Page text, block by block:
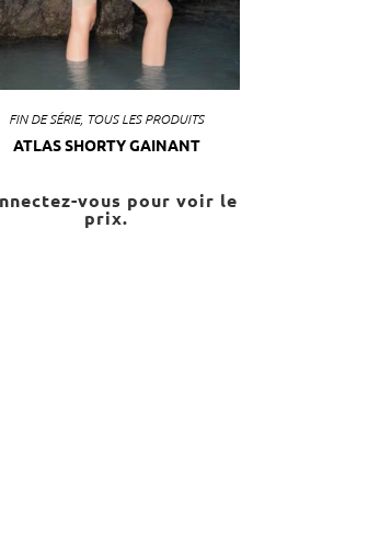
FIN DE SÉRIE, TOUS LES PRODUITS
ATLAS SHORTY GAINANT
vous pour voir le
prix.